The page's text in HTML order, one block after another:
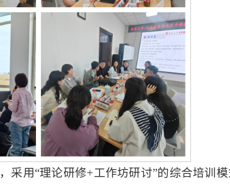
采用“理论研修+工作坊研讨”的综合培训